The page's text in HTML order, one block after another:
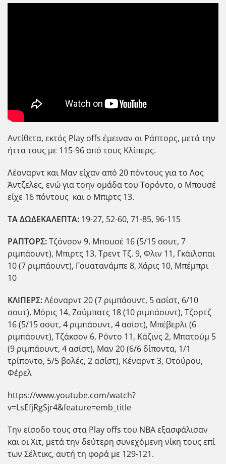
Αντίθετα, εκτός Play offs έμειναν οι Ράπτορς, μετά την
ήττα τους με 115-96 από τους Κλίπερς.
Λέοναρντ και Μαν είχαν από 20 πόντους για το Λος
Άντζελες, ενώ για τοην ομάδα του Τορόντο, ο Μπουσέ
είχε 16 πόντους και ο Μπιρτς 13.
ΤΑ ΔΩΔΕΚΑΛΕΠΤΑ: 19-27, 52-60, 71-85, 96-115
ΡΑΠΤΟΡΣ:Τζόνσον 9, Μπουσέ 16 (5/15 σουτ, 7
ριμπάουντ), Μπιρτς 13, Τρεντ Τζ. 9, Φλιν 11, Γκάιλσπαι
10 (7 ριμπάουντ), Γουατανάμπε 8, Χάρις 10, Μπέμπρι
10
ΚΛΙΠΕΡΣ:Λέοναρντ 20 (7 ριμπάουντ, 5 ασίστ, 6/10
σουτ), Μόρις 14, Ζούμπατς 18 (10 ριμπάουντ), Τζορτζ
16 (5/15 σουτ, 4 ριμπάουντ, 4 ασίστ), Μπέβερλι (6
ριμπάουντ), Τζάκσον 6, Ρόντο 11, Κάζινς 2, Μπατούμ 5
(9 ριμπάουντ, 4 ασίστ), Μαν 20 (6/6 δίποντα, 1/1
τρίποντο, 5/5 βολές, 2 ασίστ), Κέναρντ 3, Οτούρου,
Φέρελ
https://www.youtube.com/watch?
v=LsEfjRgSjr4&feature=emb_title
Την είσοδο τους στα Play offs του ΝΒΑ εξασφάλισαν
και οι Χιτ, μετά την δεύτερη συνεχόμενη νίκη τους επί
των Σέλτικς, αυτή τη φορά με 129-121.